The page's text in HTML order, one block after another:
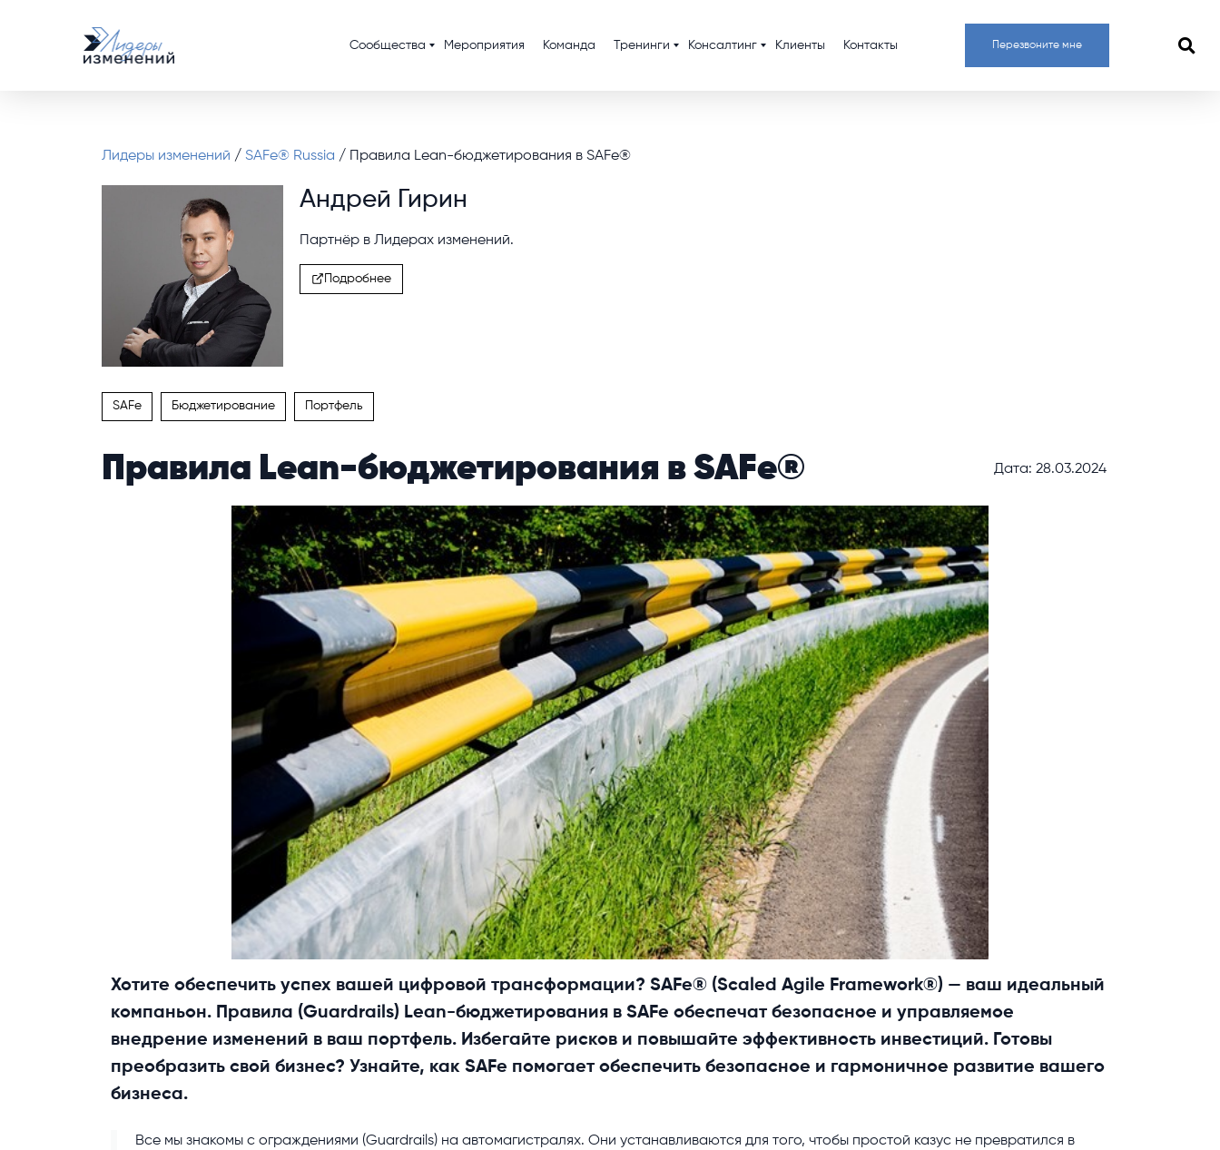
Сообщества Мероприятия Команда Тренинги Консалтинг Клиенты Контакты Перезвоните мне
Лидеры изменений / SAFe® Russia / Правила Lean-бюджетирования в SAFe®
Андрей Гирин
Партнёр в Лидерах изменений.
Подробнее
SAFe Бюджетирование Портфель
Правила Lean-бюджетирования в SAFe® Дата: 28.03.2024
Хотите обеспечить успех вашей цифровой трансформации? SAFe® (Scaled Agile Framework®) — ваш идеальный
компаньон. Правила (Guardrails) Lean-бюджетирования в SAFe обеспечат безопасное и управляемое
внедрение изменений в ваш портфель. Избегайте рисков и повышайте эффективность инвестиций. Готовы
преобразить свой бизнес? Узнайте, как SAFe помогает обеспечить безопасное и гармоничное развитие вашего
бизнеса.
Все мы знакомы с ограждениями (Guardrails) на автомагистралях. Они устанавливаются для того, чтобы простой казус не превратился в